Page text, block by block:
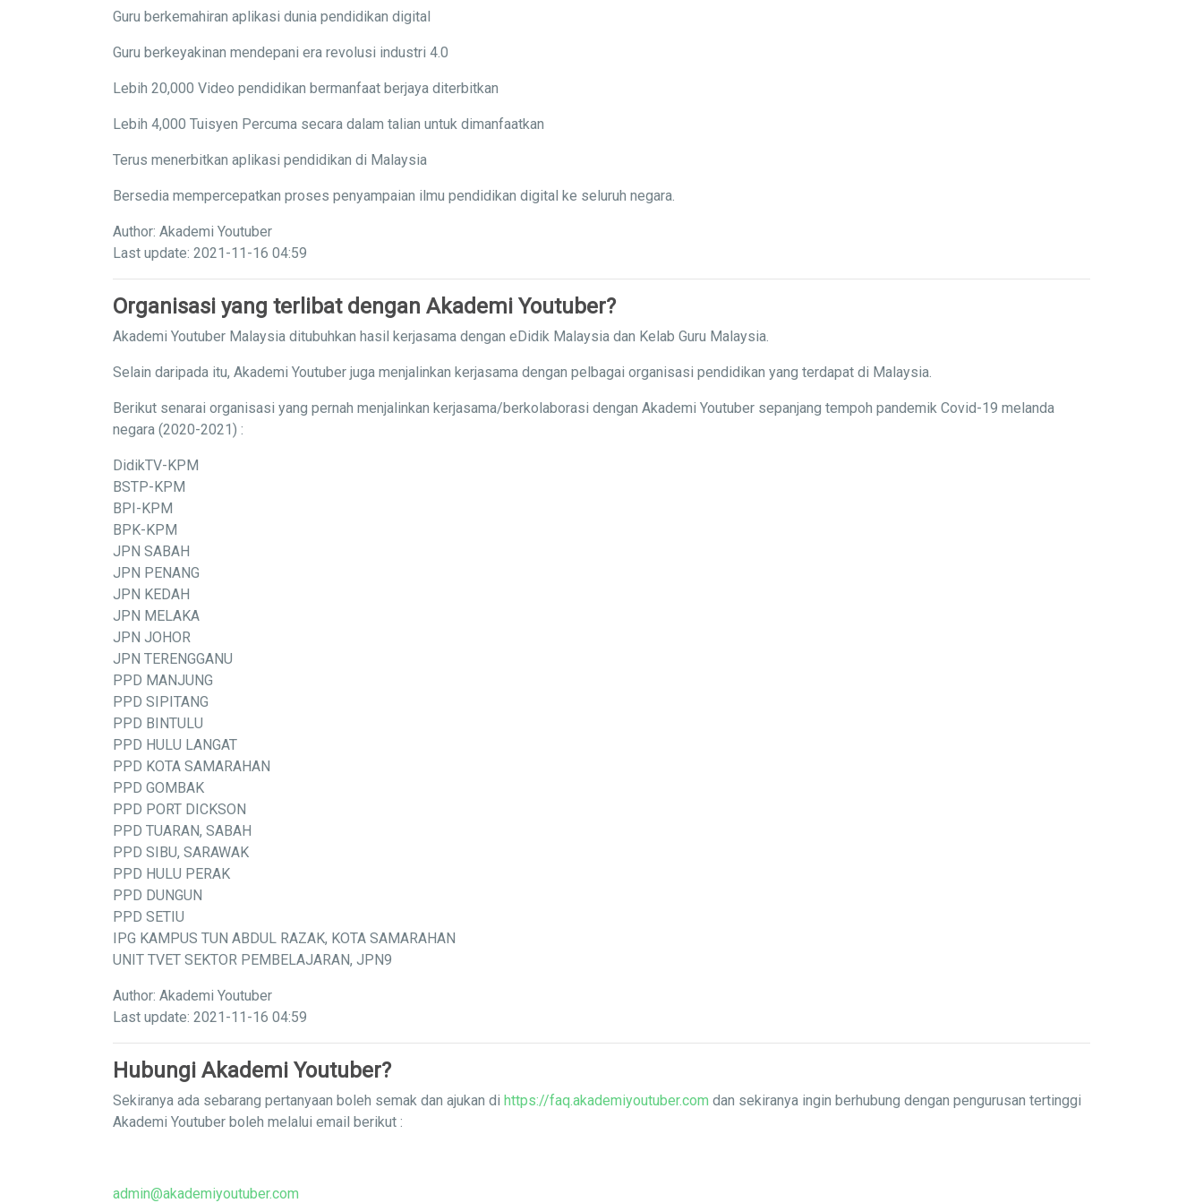
Guru berkemahiran aplikasi dunia pendidikan digital
Guru berkeyakinan mendepani era revolusi industri 4.0
Lebih 20,000 Video pendidikan bermanfaat berjaya diterbitkan
Lebih 4,000 Tuisyen Percuma secara dalam talian untuk dimanfaatkan
Terus menerbitkan aplikasi pendidikan di Malaysia
Bersedia mempercepatkan proses penyampaian ilmu pendidikan digital ke seluruh negara.
Author: Akademi Youtuber
Last update: 2021-11-16 04:59
Organisasi yang terlibat dengan Akademi Youtuber?
Akademi Youtuber Malaysia ditubuhkan hasil kerjasama dengan eDidik Malaysia dan Kelab Guru Malaysia.
Selain daripada itu, Akademi Youtuber juga menjalinkan kerjasama dengan pelbagai organisasi pendidikan yang terdapat di Malaysia.
Berikut senarai organisasi yang pernah menjalinkan kerjasama/berkolaborasi dengan Akademi Youtuber sepanjang tempoh pandemik Covid-19 melanda
negara (2020-2021) :
DidikTV-KPM
BSTP-KPM
BPI-KPM
BPK-KPM
JPN SABAH
JPN PENANG
JPN KEDAH
JPN MELAKA
JPN JOHOR
JPN TERENGGANU
PPD MANJUNG
PPD SIPITANG
PPD BINTULU
PPD HULU LANGAT
PPD KOTA SAMARAHAN
PPD GOMBAK
PPD PORT DICKSON
PPD TUARAN, SABAH
PPD SIBU, SARAWAK
PPD HULU PERAK
PPD DUNGUN
PPD SETIU
IPG KAMPUS TUN ABDUL RAZAK, KOTA SAMARAHAN
UNIT TVET SEKTOR PEMBELAJARAN, JPN9
Author: Akademi Youtuber
Last update: 2021-11-16 04:59
Hubungi Akademi Youtuber?
Sekiranya ada sebarang pertanyaan boleh semak dan ajukan di https://faq.akademiyoutuber.com dan sekiranya ingin berhubung dengan pengurusan tertinggi
Akademi Youtuber boleh melalui email berikut :
admin@akademiyoutuber.com